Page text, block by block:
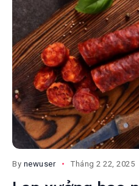
By newuser Tháng 2 22, 2025